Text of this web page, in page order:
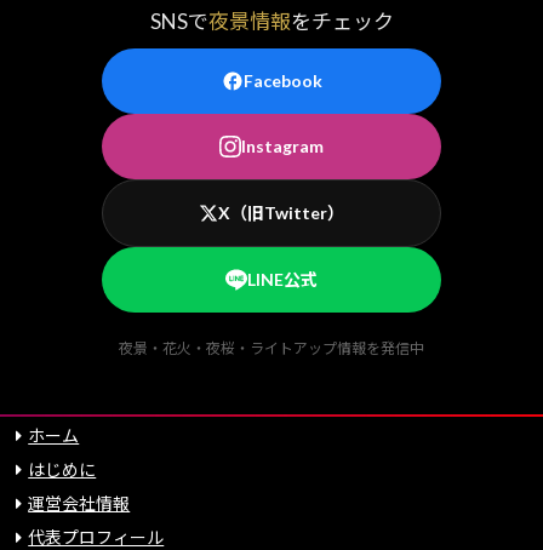
SNSで夜景情報をチェック
Facebook
Instagram
X（旧Twitter）
LINE公式
夜景・花火・夜桜・ライトアップ情報を発信中
ホーム
はじめに
運営会社情報
代表プロフィール